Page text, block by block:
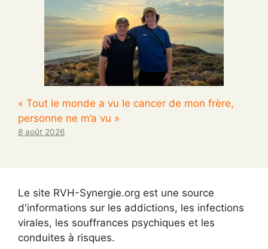
« Tout le monde a vu le cancer de mon frère,
personne ne m’a vu »
8 août 2026
Le site RVH-Synergie.org est une source
d'informations sur les addictions, les infections
virales, les souffrances psychiques et les
conduites à risques.